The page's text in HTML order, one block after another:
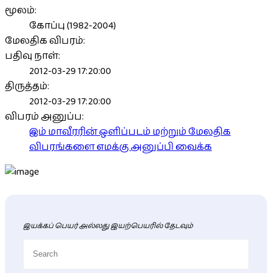
மூலம்:
கோப்பு (1982-2004)
மேலதிக விபரம்:
பதிவு நாள்:
2012-03-29 17:20:00
திருத்தம்:
2012-03-29 17:20:00
விபரம் அனுப்ப:
இம் மாவீரரின் ஒளிப்படம் மற்றும் மேலதிக
விபரங்களை எமக்கு அனுப்பி வைக்க
இயக்கப் பெயர் அல்லது இயற்பெயரில் தேடவும்